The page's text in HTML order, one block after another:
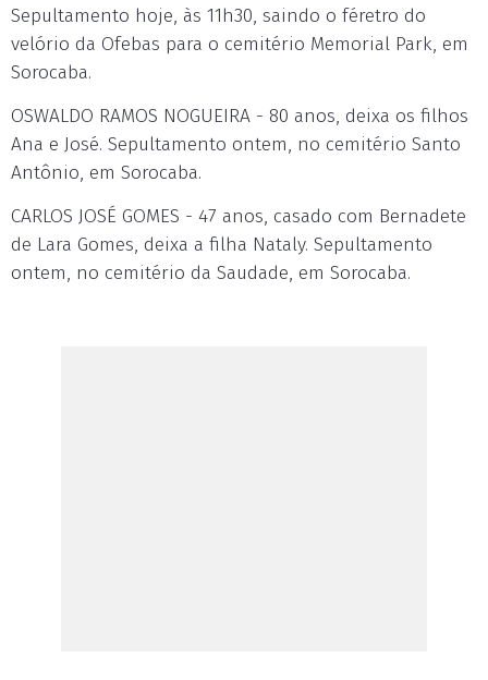
Sepultamento hoje, às 11h30, saindo o féretro do
velório da Ofebas para o cemitério Memorial Park, em
Sorocaba.
OSWALDO RAMOS NOGUEIRA - 80 anos, deixa os filhos
Ana e José. Sepultamento ontem, no cemitério Santo
Antônio, em Sorocaba.
CARLOS JOSÉ GOMES - 47 anos, casado com Bernadete
de Lara Gomes, deixa a filha Nataly. Sepultamento
ontem, no cemitério da Saudade, em Sorocaba.